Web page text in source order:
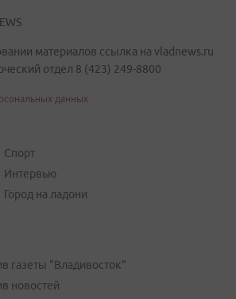
материалов ссылка на vladnews.ru
отдел 8 (423) 249-8800
данных
Спорт
Интервью
Город на ладони
газеты "Владивосток"
новостей